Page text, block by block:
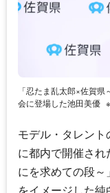
「忍たま乱太郎×佐賀
会に登場した池田美優
モデル・タレント
に都内で開催され
にを求めての段
をイメージした